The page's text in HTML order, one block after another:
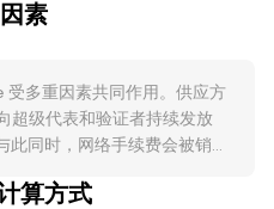
素
多重因素共同作用。供应方
超级代表和验证者持续发放
此同时，网络手续费会被销
、参与验证或委托投票，也
算方式